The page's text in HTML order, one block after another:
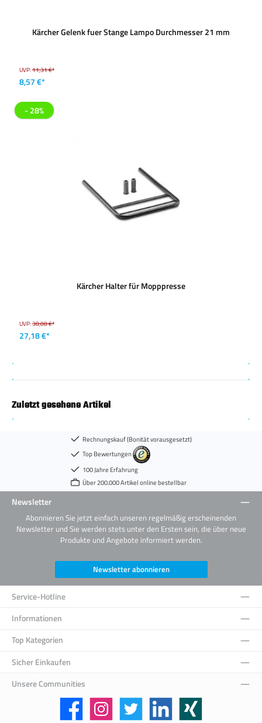
Kärcher Gelenk fuer Stange Lampo Durchmesser 21 mm
UVP:11,31 €*
8,57 €*
- 28%
Kärcher Halter für Mopppresse
UVP:38,08 €*
27,18 €*
Zuletzt gesehene Artikel
Rechnungskauf (Bonität vorausgesetzt)
Top Bewertungen
100 Jahre Erfahrung
Über 200.000 Artikel online bestellbar
Newsletter
Abonnieren Sie jetzt einfach unseren regelmäßig erscheinenden
Newsletter und Sie werden stets unter den Ersten sein, die über neue
Produkte und Angebote informiert werden.
Newsletter abonnieren
Service-Hotline
Informationen
Top Kategorien
Sicher Einkaufen
Unsere Communities
Facebook Instagram Twitter LinkedIn Xing